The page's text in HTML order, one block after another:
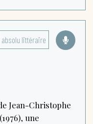
absolu littéraire
Jean-Christophe
une